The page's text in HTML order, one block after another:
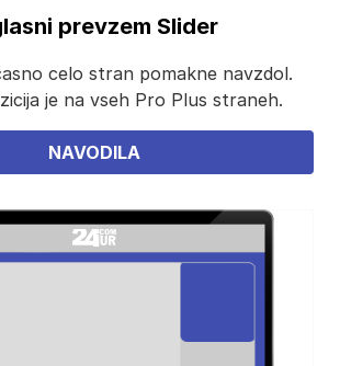
prevzem Slider
celo stran pomakne navzdol.
je na vseh Pro Plus straneh.
NAVODILA